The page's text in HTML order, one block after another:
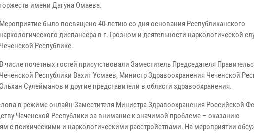
имени Дагуна Омаева.
Мероприятие было посвящено 40-летию со дня основания Республиканского
наркологического диспансера в г. Грозном и деятельности наркологической
Чеченской Республике.
В числе почетных гостей присутствовали Заместитель Председателя
Чеченской Республики Вахит Усмаев, Министр Здравоохранения Чеченской
Эльхан Сулейманов и другие представители в области здравоохранения.
в режиме онлайн Заместителя Министра Здравоохранения Российской
Чеченской Республики за внимание к значимой проблеме – оказанию
с психическими и наркологическими расстройствами. На мероприятии